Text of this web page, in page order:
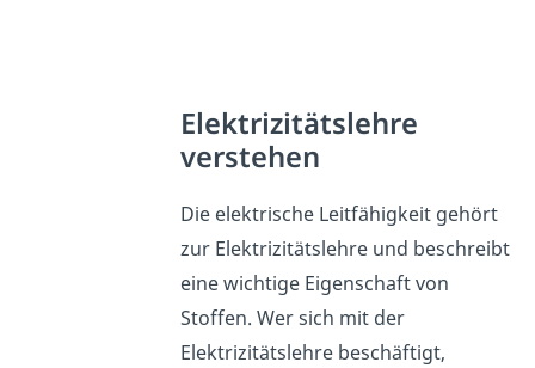
Elektrizitätslehre
verstehen
Die elektrische Leitfähigkeit gehört
zur Elektrizitätslehre und beschreibt
eine wichtige Eigenschaft von
Stoffen. Wer sich mit der
Elektrizitätslehre beschäftigt,